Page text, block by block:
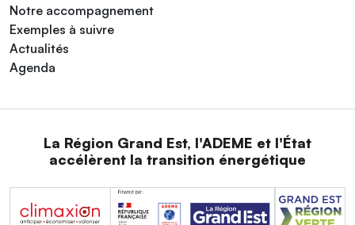
Notre accompagnement
Exemples à suivre
Actualités
Agenda
La Région Grand Est, l'ADEME et l'État
accélèrent la transition énergétique